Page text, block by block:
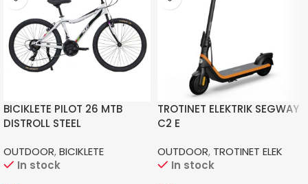
BICIKLETE PILOT 26 MTB
DISTROLL STEEL
OUTDOOR,BICIKLETE
In stock
TROTINET ELEKTRIK SEGWAY
C2 E
OUTDOOR, TROTINET ELEK
In stock